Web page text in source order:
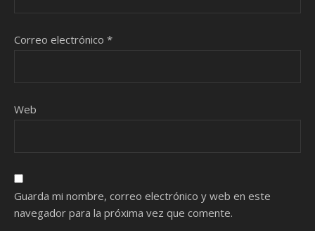
Correo electrónico *
Web
Guarda mi nombre, correo electrónico y web en este
navegador para la próxima vez que comente.